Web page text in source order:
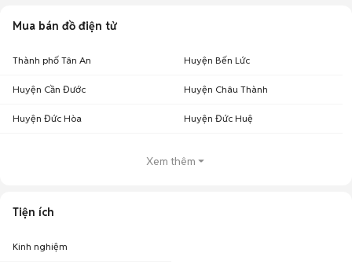
Mua bán đồ điện tử
Thành phố Tân An Huyện Bến Lức
Huyện Cần Đước Huyện Châu Thành
Huyện Đức Hòa Huyện Đức Huệ
Xem thêm
Tiện ích
Kinh nghiệm